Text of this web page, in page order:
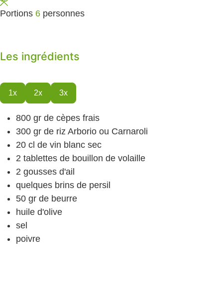
Portions 6 personnes
Les ingrédients
1x 2x 3x
800 gr de cèpes frais
300 gr de riz Arborio ou Carnaroli
20 cl de vin blanc sec
2 tablettes de bouillon de volaille
2 gousses d'ail
quelques brins de persil
50 gr de beurre
huile d'olive
sel
poivre